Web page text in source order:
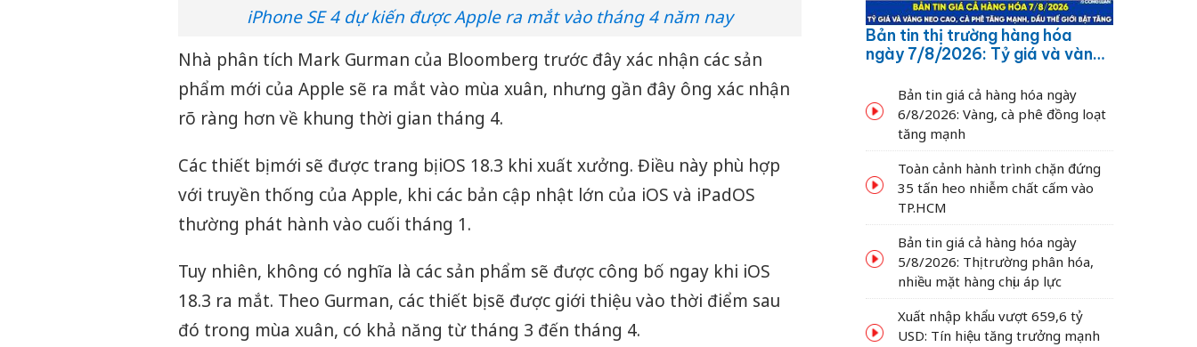
iPhone SE 4 dự kiến được Apple ra mắt vào tháng 4 năm nay
Nhà phân tích Mark Gurman của Bloomberg trước đây xác nhận các sản
phẩm mới của Apple sẽ ra mắt vào mùa xuân, nhưng gần đây ông xác nhận
rõ ràng hơn về khung thời gian tháng 4.
Các thiết bị mới sẽ được trang bị iOS 18.3 khi xuất xưởng. Điều này phù hợp
với truyền thống của Apple, khi các bản cập nhật lớn của iOS và iPadOS
thường phát hành vào cuối tháng 1.
Tuy nhiên, không có nghĩa là các sản phẩm sẽ được công bố ngay khi iOS
18.3 ra mắt. Theo Gurman, các thiết bị sẽ được giới thiệu vào thời điểm sau
đó trong mùa xuân, có khả năng từ tháng 3 đến tháng 4.
Bản tin thị trường hàng hóa
ngày 7/8/2026: Tỷ giá và vàng
dầu thế giới bật tăng
Bản tin giá cả hàng hóa ngày
6/8/2026: Vàng, cà phê đồng loạt
tăng mạnh
Toàn cảnh hành trình chặn đứng
35 tấn heo nhiễm chất cấm vào
TP.HCM
Bản tin giá cả hàng hóa ngày
5/8/2026: Thị trường phân hóa,
nhiều mặt hàng chịu áp lực
Xuất nhập khẩu vượt 659,6 tỷ
USD: Tín hiệu tăng trưởng mạnh